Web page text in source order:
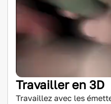
Travailler en 3D
Travaillez avec les